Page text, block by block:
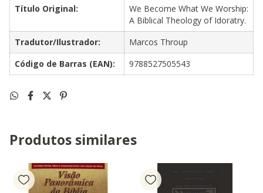
Título Original:
We Become What We Worship:
A Biblical Theology of Idoratry.
Tradutor/Ilustrador:
Marcos Throup
Código de Barras (EAN):
9788527505543
Produtos similares